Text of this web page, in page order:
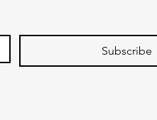
Subscribe